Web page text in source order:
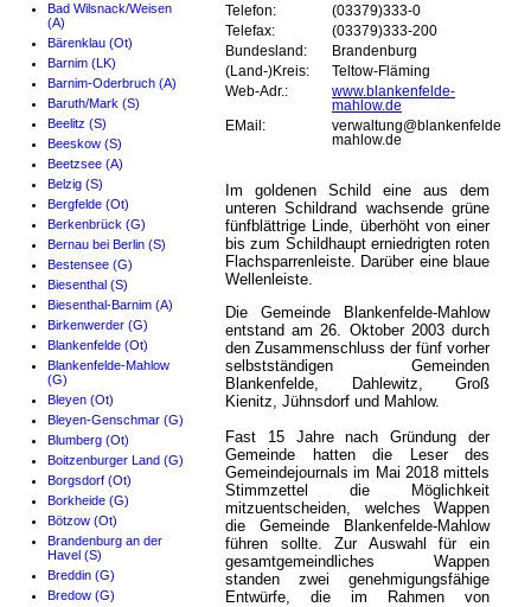
Bad Wilsnack/Weisen
(A)
Bärenklau (Ot)
Barnim (LK)
Barnim-Oderbruch (A)
Baruth/Mark (S)
Beelitz (S)
Beeskow (S)
Beetzsee (A)
Belzig (S)
Bergfelde (Ot)
Berkenbrück (G)
Bernau bei Berlin (S)
Bestensee (G)
Biesenthal (S)
Biesenthal-Barnim (A)
Birkenwerder (G)
Blankenfelde (Ot)
Blankenfelde-Mahlow
(G)
Bleyen (Ot)
Bleyen-Genschmar (G)
Blumberg (Ot)
Boitzenburger Land (G)
Borgsdorf (Ot)
Borkheide (G)
Bötzow (Ot)
Brandenburg an der
Havel (S)
Breddin (G)
Bredow (G)
Telefon:
(03379)333-0
Telefax:
(03379)333-200
Bundesland:
Brandenburg
(Land-)Kreis:
Teltow-Fläming
Web-Adr.:
www.blankenfelde-
mahlow.de
EMail:
verwaltung@blankenfelde-
mahlow.de
Im goldenen Schild eine aus dem
unteren Schildrand wachsende grüne
fünfblättrige Linde, überhöht von einer
bis zum Schildhaupt erniedrigten roten
Flachsparrenleiste. Darüber eine blaue
Wellenleiste.
Die Gemeinde Blankenfelde-Mahlow
entstand am 26. Oktober 2003 durch
den Zusammenschluss der fünf vorher
selbstständigen Gemeinden
Blankenfelde, Dahlewitz, Groß
Kienitz, Jühnsdorf und Mahlow.
Fast 15 Jahre nach Gründung der
Gemeinde hatten die Leser des
Gemeindejournals im Mai 2018 mittels
Stimmzettel die Möglichkeit
mitzuentscheiden, welches Wappen
die Gemeinde Blankenfelde-Mahlow
führen sollte. Zur Auswahl für ein
gesamtgemeindliches Wappen
standen zwei genehmigungsfähige
Entwürfe, die im Rahmen von